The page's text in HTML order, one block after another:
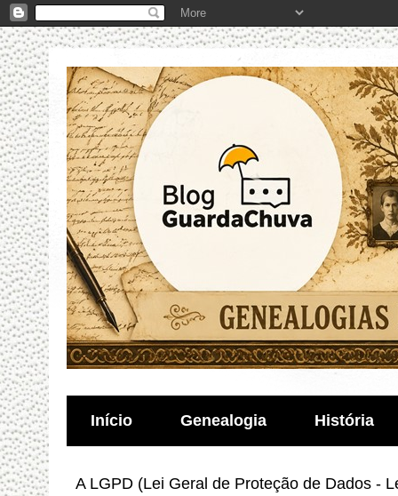
Início Genealogia História
A LGPD (Lei Geral de Proteção de Dados -